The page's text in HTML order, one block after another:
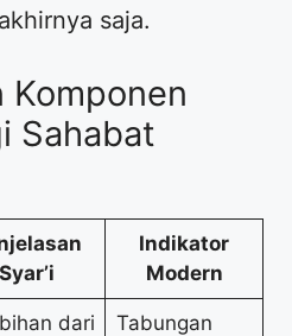
saja.
Komponen
Sahabat
Syar’i
Indikator
Modern
dari
Tabungan